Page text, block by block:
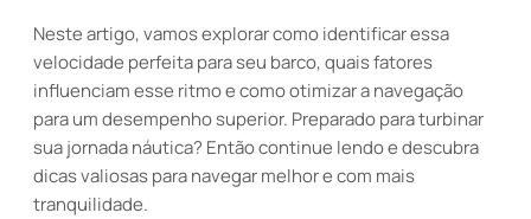
Neste artigo, vamos explorar como identificar essa
velocidade perfeita para seu barco, quais fatores
influenciam esse ritmo e como otimizar a navegação
para um desempenho superior. Preparado para turbinar
sua jornada náutica? Então continue lendo e descubra
dicas valiosas para navegar melhor e com mais
tranquilidade.